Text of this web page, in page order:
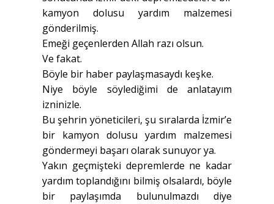
kamyon dolusu yardım malzemesi
gönderilmiş.
Emeği geçenlerden Allah razı olsun.
Ve fakat.
Böyle bir haber paylaşmasaydı keşke.
Niye böyle söylediğimi de anlatayım
izninizle.
Bu şehrin yöneticileri, şu sıralarda İzmir’e
bir kamyon dolusu yardım malzemesi
göndermeyi başarı olarak sunuyor ya.
Yakın geçmişteki depremlerde ne kadar
yardım toplandığını bilmiş olsalardı, böyle
bir paylaşımda bulunulmazdı diye